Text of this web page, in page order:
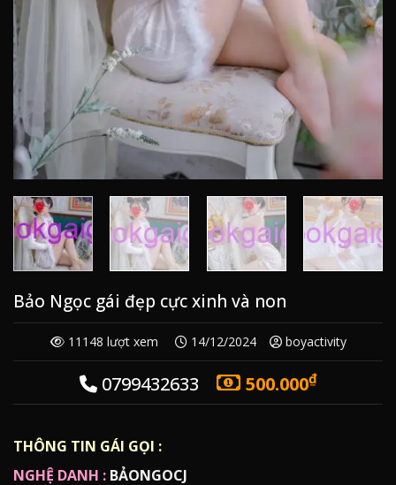
Bảo Ngọc gái đẹp cực xinh và non
11148 lượt xem 14/12/2024 boyactivity
0799432633 500.000₫
THÔNG TIN GÁI GỌI :
NGHỆ DANH : BẢONGOCJ